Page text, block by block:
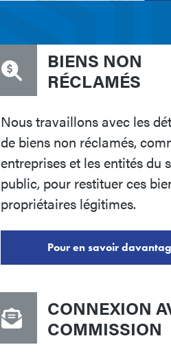
BIENS NON
RÉCLAMÉS
Nous travaillons avec les
de biens non réclamés,
entreprises et les entités du
public, pour restituer ces
propriétaires légitimes.
Pour en savoir
CONNEXION
COMMISSION